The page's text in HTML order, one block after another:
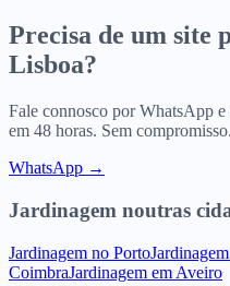
Precisa de um site
Lisboa?
Fale connosco por WhatsApp e
em 48 horas. Sem compromisso.
WhatsApp →
Jardinagem noutras
Jardinagem no PortoJardinagem
CoimbraJardinagem em Aveiro